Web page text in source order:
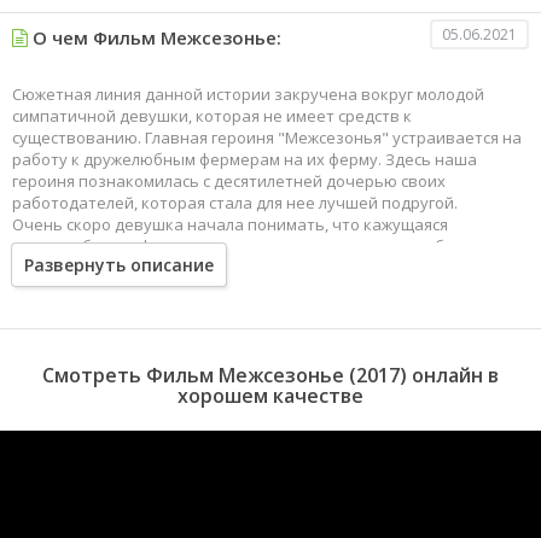
О чем Фильм Межсезонье: 05.06.2021
Сюжетная линия данной истории закручена вокруг молодой
симпатичной девушки, которая не имеет средств к
существованию. Главная героиня "Межсезонья" устраивается на
работу к дружелюбным фермерам на их ферму. Здесь наша
героиня познакомилась с десятилетней дочерью своих
работодателей, которая стала для нее лучшей подругой.
Очень скоро девушка начала понимать, что кажущаяся
дружелюбность фермеров - это всего лишь внешняя оболочка
нечто более страшного и пугающего. Оказывается, это
дружелюбная семейка имеет определенные недобрые
Развернуть описание
Смотреть Фильм Межсезонье (2017) онлайн в
хорошем качестве